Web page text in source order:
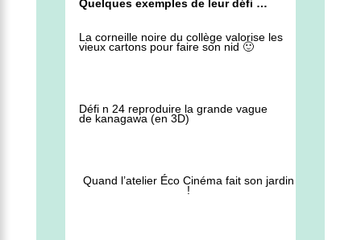
Quelques exemples de leur défi …
La corneille noire du collège valorise les
vieux cartons pour faire son nid 🙂
Défi n 24 reproduire la grande vague
de kanagawa (en 3D)
Quand l’atelier Éco Cinéma fait son jardin
!